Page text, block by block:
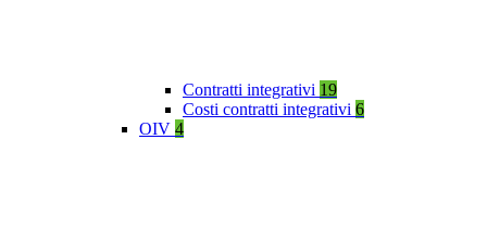
Contratti integrativi 19
Costi contratti integrativi 6
OIV 4